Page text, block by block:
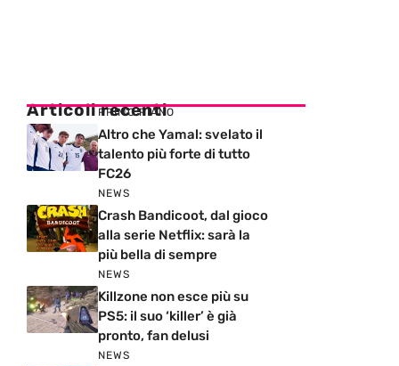
Articoli recenti
PRIMO PIANO
Altro che Yamal: svelato il
talento più forte di tutto
FC26
NEWS
Crash Bandicoot, dal gioco
alla serie Netflix: sarà la
più bella di sempre
NEWS
Killzone non esce più su
PS5: il suo ‘killer’ è già
pronto, fan delusi
NEWS